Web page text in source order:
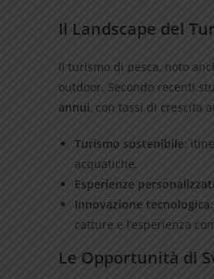
Il Landscape del
Il turismo di pesca, noto
outdoor. Secondo recenti
annui, con tassi di crescita
Turismo sostenibile:
acquatiche.
Esperienze
Innovazione tecnologica
catture e l’esperienza
Le Opportunità di